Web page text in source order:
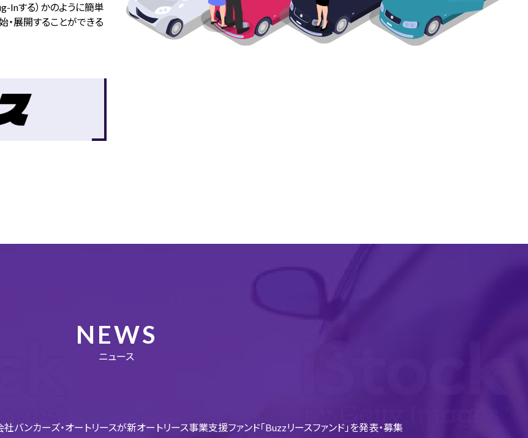
Inする）かのように簡単
・展開することができる
NEWS
ニュース
ンカーズ・オートリースが新オートリース事業支援ファンド「Buzzリースファンド」を発表・募集